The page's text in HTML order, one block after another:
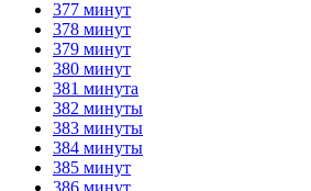
377 минут
378 минут
379 минут
380 минут
381 минута
382 минуты
383 минуты
384 минуты
385 минут
386 минут